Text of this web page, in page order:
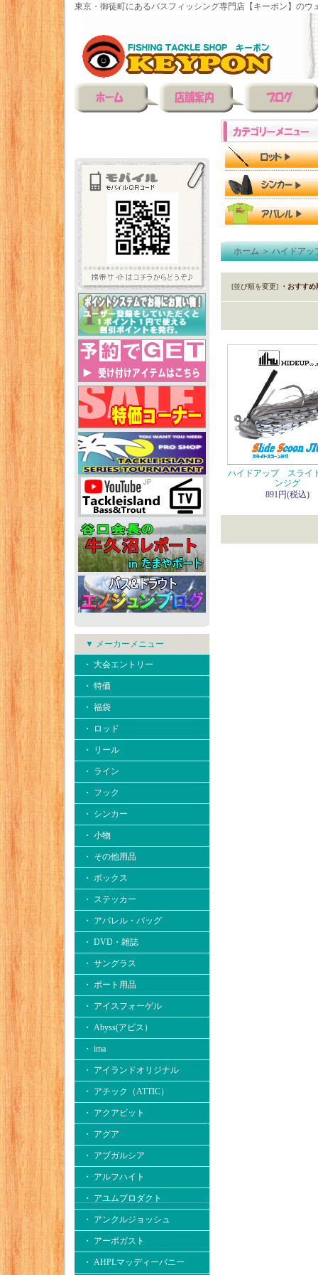
東京・御徒町にあるバスフィッシング専門店【キーポン】のウ
▼ メーカーメニュー
・ 大会エントリー
・ 特価
・ 福袋
・ ロッド
・ リール
・ ライン
・ フック
・ シンカー
・ 小物
・ その他用品
・ ボックス
・ ステッカー
・ アパレル・バッグ
・ DVD・雑誌
・ サングラス
・ ボート用品
・ アイスフォーゲル
・ Abyss(アビス）
・ ima
・ アイランドオリジナル
・ アチック（ATTIC）
・ アクアビット
・ アグア
・ アブガルシア
・ アルフハイト
・ アユムプロダクト
・ アンクルジョッシュ
・ アーボガスト
・ AHPLマッディーバニー
ホーム＞ハイドアッ
[並び順を変更] ・おすすめ
ハイドアップ スライ
ンジグ
891円(税込)